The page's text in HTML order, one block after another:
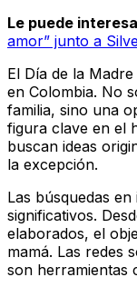
Le puede
amor” junto a
El Día de la Madre
en Colombia. No
familia, sino una
figura clave en el
buscan ideas
la excepción.
Las búsquedas
significativos.
elaborados, el
mamá. Las redes
son herramientas